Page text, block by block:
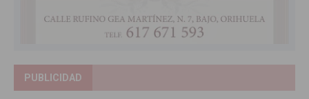
PUBLICIDAD